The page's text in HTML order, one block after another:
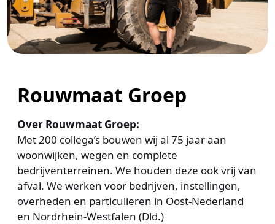
Rouwmaat Groep
Over Rouwmaat Groep:
Met 200 collega’s bouwen wij al 75 jaar aan
woonwijken, wegen en complete
bedrijventerreinen. We houden deze ook vrij van
afval. We werken voor bedrijven, instellingen,
overheden en particulieren in Oost-Nederland
en Nordrhein-Westfalen (Dld.)